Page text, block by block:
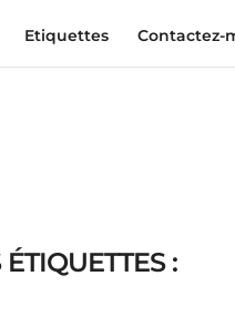
Etiquettes Contactez-
: